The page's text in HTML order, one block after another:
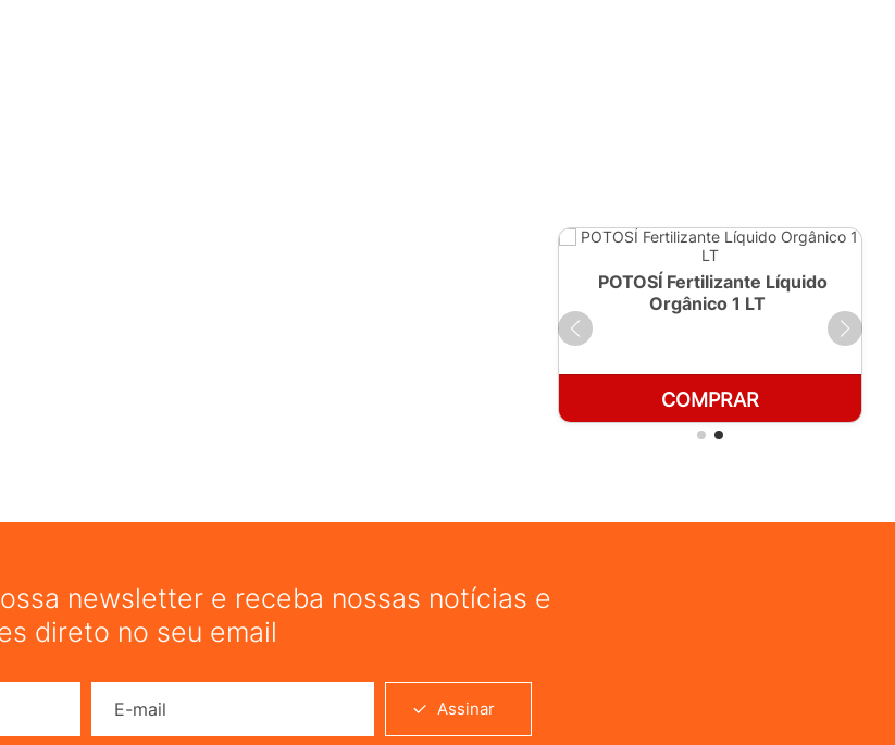
POTOSÍ Fertilizante Líquido
Orgânico 1 LT
COMPRAR
newsletter e receba nossas notícias e
direto no seu email
Assinar